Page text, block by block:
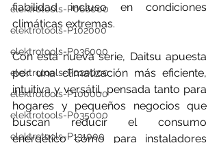
elektrotools-P066000
elektrotools-P102000
elektrotools-P036000
elektrotools-P020000
elektrotools-P100000
elektrotools-P035000
elektrotools-P131000
fiabilidad incluso en condiciones
climáticas extremas.
Con esta nueva serie, Daitsu apuesta
por una climatización más eficiente,
intuitiva y versátil, pensada tanto para
hogares y pequeños negocios que
buscan reducir el consumo
energético como para instaladores